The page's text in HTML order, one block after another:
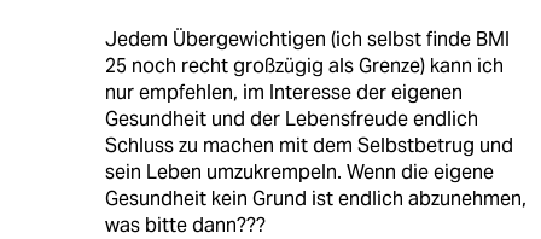
Jedem Übergewichtigen (ich selbst finde BMI
25 noch recht großzügig als Grenze) kann ich
nur empfehlen, im Interesse der eigenen
Gesundheit und der Lebensfreude endlich
Schluss zu machen mit dem Selbstbetrug und
sein Leben umzukrempeln. Wenn die eigene
Gesundheit kein Grund ist endlich abzunehmen,
was bitte dann???